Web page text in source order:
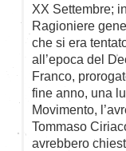
XX Settembre;
Ragioniere
che si era
all’epoca del
Franco,
fine anno, una
Movimento,
Tommaso
avrebbero